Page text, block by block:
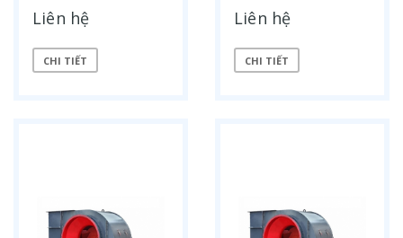
Liên hệ
CHI TIẾT
Liên hệ
CHI TIẾT